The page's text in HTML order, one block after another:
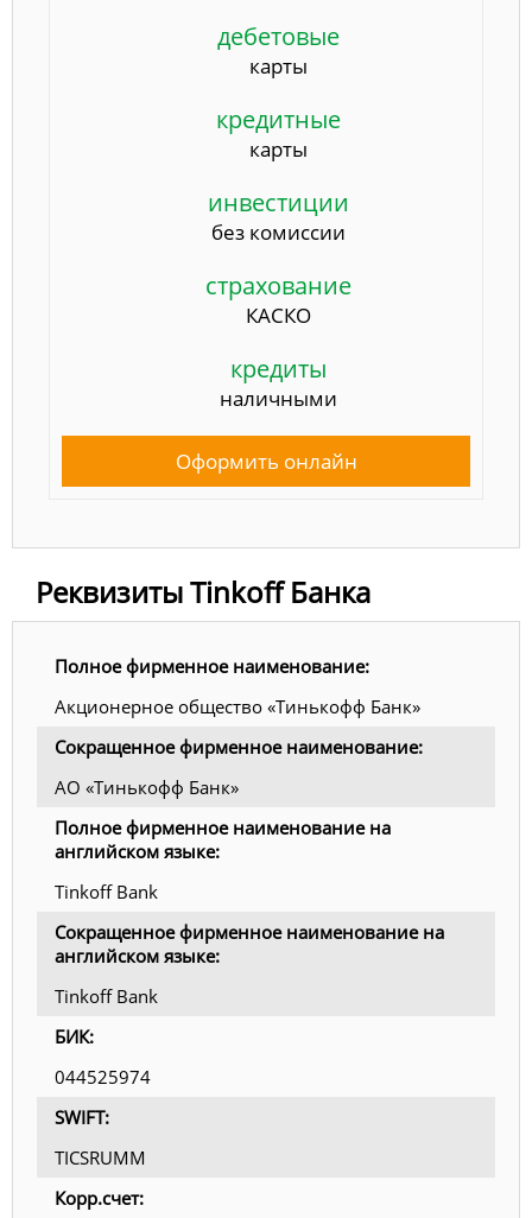
дебетовые
карты
кредитные
карты
инвестиции
без комиссии
страхование
КАСКО
кредиты
наличными
Оформить онлайн
Реквизиты Tinkoff Банка
Полное фирменное наименование:
Акционерное общество «Тинькофф Банк»
Сокращенное фирменное наименование:
АО «Тинькофф Банк»
Полное фирменное наименование на
английском языке:
Tinkoff Bank
Сокращенное фирменное наименование на
английском языке:
Tinkoff Bank
БИК:
044525974
SWIFT:
TICSRUMM
Корр.счет: